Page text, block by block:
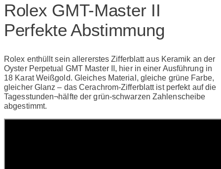
Rolex GMT-Master II
Perfekte Abstimmung
Rolex enthüllt sein allererstes Zifferblatt aus Keramik an der
Oyster Perpetual GMT Master II, hier in einer Ausführung in
18 Karat Weißgold. Gleiches Material, gleiche grüne Farbe,
gleicher Glanz – das Cerachrom-Zifferblatt ist perfekt auf die
Tagesstunden¬hälfte der grün-schwarzen Zahlenscheibe
abgestimmt.